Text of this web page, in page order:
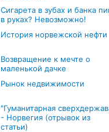
Сигарета в зубах и банка
в руках? Невозможно!
История норвежской нефти
Возвращение к мечте о
маленькой дачке
Рынок недвижимости
"Гуманитарная
- Норвегия (отрывок из
статьи)